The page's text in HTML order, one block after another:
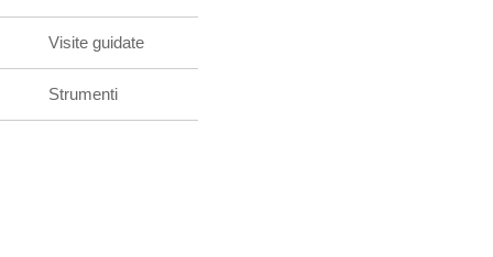
Visite guidate
Strumenti